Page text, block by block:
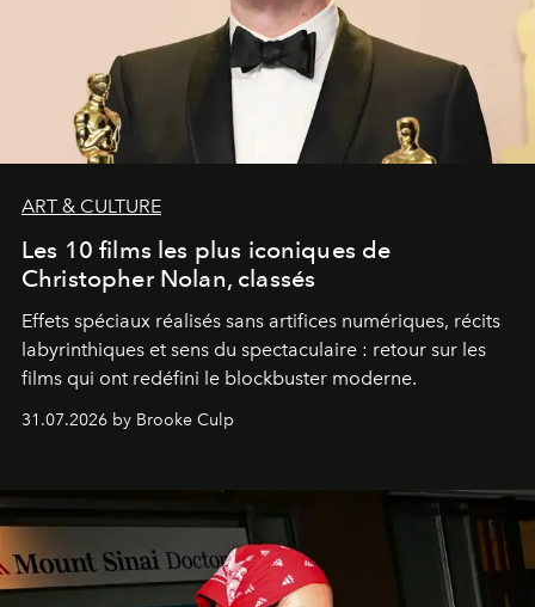
ART & CULTURE
Les 10 films les plus iconiques de
Christopher Nolan, classés
Effets spéciaux réalisés sans artifices numériques, récits
labyrinthiques et sens du spectaculaire : retour sur les
films qui ont redéfini le blockbuster moderne.
31.07.2026 by Brooke Culp